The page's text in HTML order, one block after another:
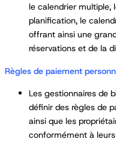
le calendrier multiple,
planification, le
offrant ainsi une
réservations et de la
Règles de paiement
Les gestionnaires de
définir des règles de
ainsi que les
conformément à